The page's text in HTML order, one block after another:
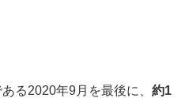
る2020年9月を最後に、 約1